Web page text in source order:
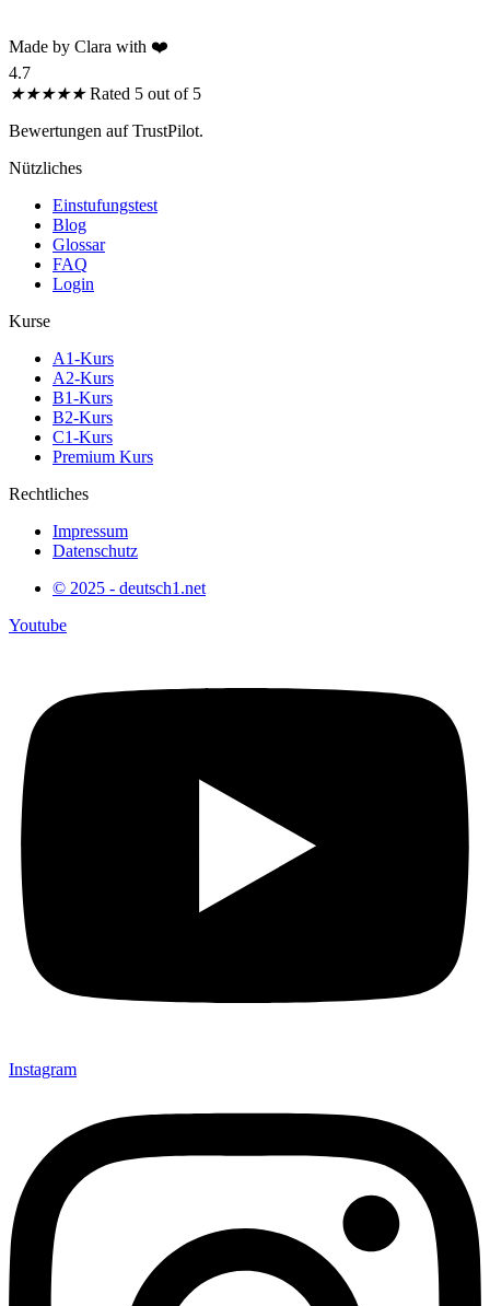
Made by Clara with ❤️
4.7
★★★★★ Rated 5 out of 5
Bewertungen auf TrustPilot.
Nützliches
Einstufungstest
Blog
Glossar
FAQ
Login
Kurse
A1-Kurs
A2-Kurs
B1-Kurs
B2-Kurs
C1-Kurs
Premium Kurs
Rechtliches
Impressum
Datenschutz
© 2025 - deutsch1.net
Youtube
Instagram